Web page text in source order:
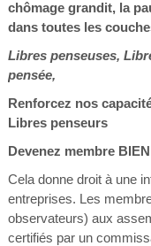
chômage grandit, la
dans toutes les
Libres penseuses,
pensée,
Renforcez nos
Libres penseurs
Devenez membre
Cela donne droit à une
entreprises. Les
observateurs) aux
certifiés par un